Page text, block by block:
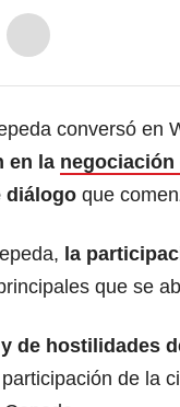
conversó en
en la negociación
diálogo que
la
que se
de hostilidades
de la